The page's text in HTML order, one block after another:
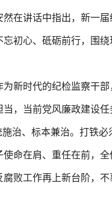
在讲话中指出，新一
初心、砥砺前行，围
新时代的纪检监察干
，当前党风廉政建设
治、标本兼治。打铁
命在肩、重任在前，
败工作再上新台阶，